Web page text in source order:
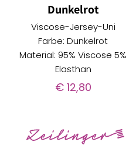
Dunkelrot
Viscose-Jersey-Uni
Farbe: Dunkelrot
Material: 95% Viscose 5%
Elasthan
€12,80